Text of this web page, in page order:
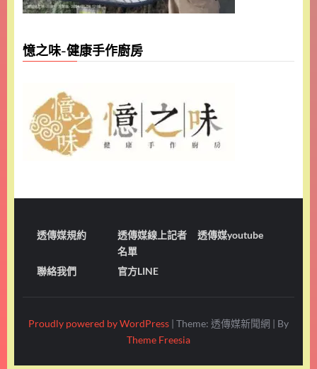
憶之味-健康手作廚房
透傳媒規約
透傳媒線上記者
名單
透傳媒youtube
聯絡我們 官方LINE
Proudly powered by WordPress | Theme: 透傳媒新聞網 | By
Theme Freesia